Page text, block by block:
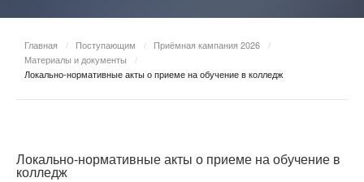
Главная / Поступающим / Приёмная кампания 2026
/
Материалы и документы
/
Локально-нормативные акты о приеме на обучение в колледж
Локально-нормативные акты о приеме на обучение в
колледж